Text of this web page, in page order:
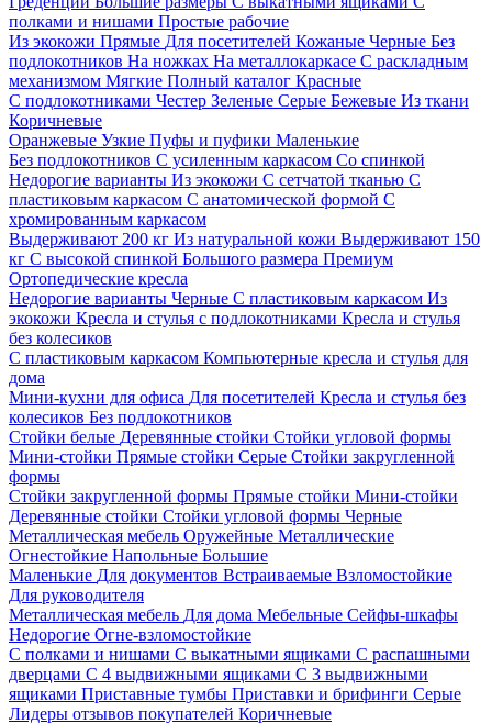
полками и нишами Простые рабочие
Из экокожи Прямые Для посетителей Кожаные Черные Без
подлокотников На ножках На металлокаркасе С раскладным
механизмом Мягкие Полный каталог Красные
С подлокотниками Честер Зеленые Серые Бежевые Из ткани
Коричневые
Оранжевые Узкие Пуфы и пуфики Маленькие
Без подлокотников С усиленным каркасом Со спинкой
Недорогие варианты Из экокожи С сетчатой тканью С
пластиковым каркасом С анатомической формой С
хромированным каркасом
Выдерживают 200 кг Из натуральной кожи Выдерживают 150
кг С высокой спинкой Большого размера Премиум
Ортопедические кресла
Недорогие варианты Черные С пластиковым каркасом Из
экокожи Кресла и стулья с подлокотниками Кресла и стулья
без колесиков
С пластиковым каркасом Компьютерные кресла и стулья для
дома
Мини-кухни для офиса Для посетителей Кресла и стулья без
колесиков Без подлокотников
Стойки белые Деревянные стойки Стойки угловой формы
Мини-стойки Прямые стойки Серые Стойки закругленной
формы
Стойки закругленной формы Прямые стойки Мини-стойки
Деревянные стойки Стойки угловой формы Черные
Металлическая мебель Оружейные Металлические
Огнестойкие Напольные Большие
Маленькие Для документов Встраиваемые Взломостойкие
Для руководителя
Металлическая мебель Для дома Мебельные Сейфы-шкафы
Недорогие Огне-взломостойкие
С полками и нишами С выкатными ящиками С распашными
дверцами С 4 выдвижными ящиками С 3 выдвижными
ящиками Приставные тумбы Приставки и брифинги Серые
Лидеры отзывов покупателей Коричневые